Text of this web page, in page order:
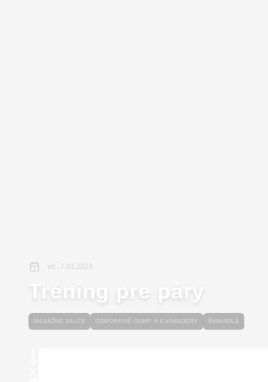
wt., 7.03.2023
Tréning pre páry
MASÁŽNE VALCE ODPOROVÉ GUMY A EXPANDERY ŠVIHADLÁ